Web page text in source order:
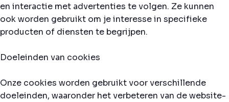
en interactie met advertenties te volgen. Ze kunnen
ook worden gebruikt om je interesse in specifieke
producten of diensten te begrijpen.
Doeleinden van cookies
Onze cookies worden gebruikt voor verschillende
doeleinden, waaronder het verbeteren van de website-